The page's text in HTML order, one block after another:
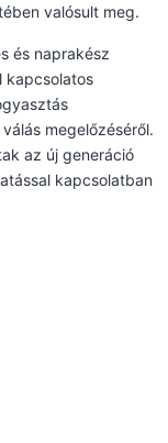
valósult meg.
és naprakész
kapcsolatos
megelőzéséről.
az új generáció
kapcsolatban